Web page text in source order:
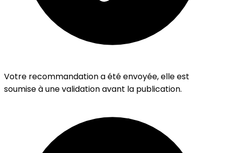
Votre recommandation a été envoyée, elle est
soumise à une validation avant la publication.